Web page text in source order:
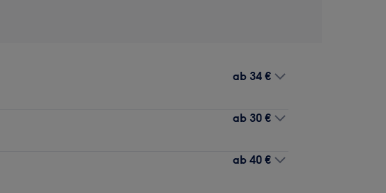
ab 34 €
ab 30 €
ab 40 €